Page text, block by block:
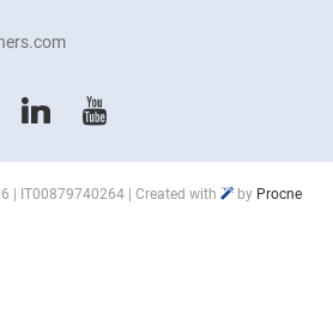
| IT00879740264 | Created with by Procne